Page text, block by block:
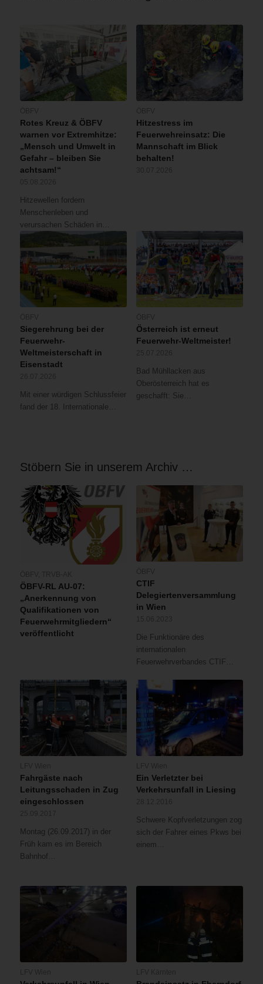
Rotes Kreuz & ÖBFV
warnen vor Extremhitze:
„Mensch und Umwelt in
Gefahr – bleiben Sie
achtsam!“
Hitzewellen fordern
Menschenleben und
verursachen Schäden in…
Hitzestress im
Feuerwehreinsatz: Die
Mannschaft im Blick
behalten!
Siegerehrung bei der
Feuerwehr-
Weltmeisterschaft in
Eisenstadt
Mit einer würdigen Schlussfeier
fand der 18. Internationale…
Österreich ist erneut
Feuerwehr-Weltmeister!
Bad Mühllacken aus
Oberösterreich hat es
geschafft: Sie…
Stöbern Sie in unserem Archiv …
ÖBFV-RL AU-07:
„Anerkennung von
Qualifikationen von
Feuerwehrmitgliedern“
veröffentlicht
CTIF
Delegiertenversammlung
in Wien
Die Funktionäre des
internationalen
Feuerwehrverbandes CTIF…
Fahrgäste nach
Leitungsschaden in Zug
eingeschlossen
Montag (26.09.2017) in der
Früh kam es im Bereich
Bahnhof…
Ein Verletzter bei
Verkehrsunfall in Liesing
Schwere Kopfverletzungen zog
sich der Fahrer eines Pkws bei
einem…